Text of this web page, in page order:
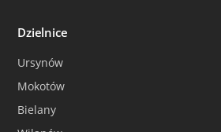
Dzielnice
Ursynów
Mokotów
Bielany